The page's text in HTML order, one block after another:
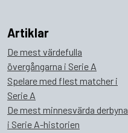
Artiklar
De mest värdefulla
övergångarna i Serie A
Spelare med flest matcher i
Serie A
De mest minnesvärda derbyna
i Serie A-historien